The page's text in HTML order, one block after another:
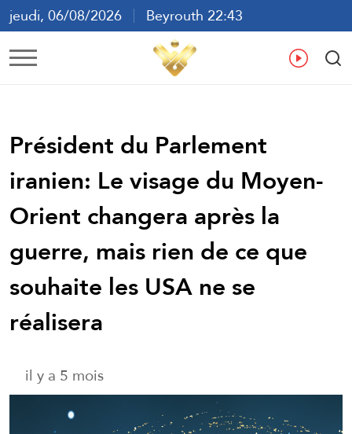
jeudi, 06/08/2026
Beyrouth 22:43
ع
Président du Parlement
iranien: Le visage du Moyen-
Orient changera après la
guerre, mais rien de ce que
souhaite les USA ne se
réalisera
il y a 5 mois